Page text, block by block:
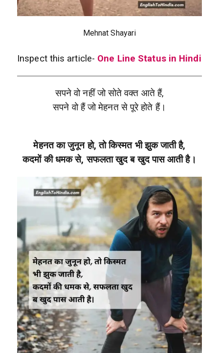
Mehnat Shayari
Inspect this article- One Line Status in Hindi
सपने वो नहीं जो सोते वक्त आते हैं,
सपने वो हैं जो मेहनत से पूरे होते हैं।
मेहनत का जुनून हो, तो किस्मत भी झुक जाती है,
कदमों की धमक से, सफलता खुद ब खुद पास आती है।